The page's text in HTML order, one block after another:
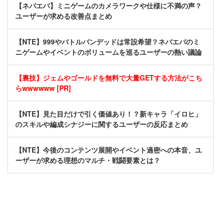
【ネバエバ】ミニゲームのカメラワークや仕様に不満の声？
ユーザーが求める改善点まとめ
【NTE】999やバトルバンデッドは常設希望？ネバエバのミ
ニゲームやイベントのボリュームを巡るユーザーの熱い議論
【裏技】ジェムやゴールドを無料で大量GETする方法がこち
らwwwwww [PR]
【NTE】見た目だけで引く価値あり！？新キャラ「イロヒ」
のスキルや編成シナジーに関するユーザーの反応まとめ
【NTE】今後のコンテンツ展開やイベント過密への本音、ユ
ーザーが求める理想のマルチ・戦闘要素とは？